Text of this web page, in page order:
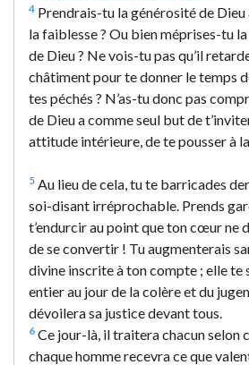
4 Prendrais-tu la générosité de
la faiblesse ? Ou bien méprises-tu
de Dieu ? Ne vois-tu pas qu’il
châtiment pour te donner le temps
tes péchés ? N’as-tu donc pas
de Dieu a comme seul but de
attitude intérieure, de te pousser à
5 Au lieu de cela, tu te barricades
soi-disant irréprochable. Prends
t’endurcir au point que ton cœur ne
de se convertir ! Tu augmenterais
divine inscrite à ton compte ; elle te
entier au jour de la colère et du
dévoilera sa justice devant tous.
6 Ce jour-là, il traitera chacun selon
chaque homme recevra ce que